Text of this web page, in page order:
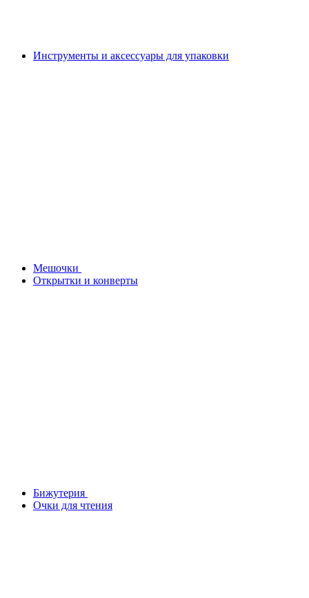
Инструменты и аксессуары для упаковки
Мешочки
Открытки и конверты
Бижутерия
Очки для чтения